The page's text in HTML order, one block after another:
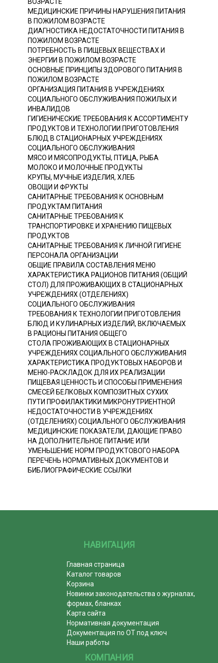
МЕДИЦИНСКИЕ ПРИЧИНЫ НАРУШЕНИЯ ПИТАНИЯ
В ПОЖИЛОМ ВОЗРАСТЕ
ДИАГНОСТИКА НЕДОСТАТОЧНОСТИ ПИТАНИЯ В
ПОЖИЛОМ ВОЗРАСТЕ
ПОТРЕБНОСТЬ В ПИЩЕВЫХ ВЕЩЕСТВАХ И
ЭНЕРГИИ В ПОЖИЛОМ ВОЗРАСТЕ
ОСНОВНЫЕ ПРИНЦИПЫ ЗДОРОВОГО ПИТАНИЯ В
ПОЖИЛОМ ВОЗРАСТЕ
ОРГАНИЗАЦИЯ ПИТАНИЯ В УЧРЕЖДЕНИЯХ
СОЦИАЛЬНОГО ОБСЛУЖИВАНИЯ ПОЖИЛЫХ И
ИНВАЛИДОВ
ГИГИЕНИЧЕСКИЕ ТРЕБОВАНИЯ К АССОРТИМЕНТУ
ПРОДУКТОВ И ТЕХНОЛОГИИ ПРИГОТОВЛЕНИЯ
БЛЮД В СТАЦИОНАРНЫХ УЧРЕЖДЕНИЯХ
СОЦИАЛЬНОГО ОБСЛУЖИВАНИЯ
МЯСО И МЯСОПРОДУКТЫ, ПТИЦА, РЫБА
МОЛОКО И МОЛОЧНЫЕ ПРОДУКТЫ
КРУПЫ, МУЧНЫЕ ИЗДЕЛИЯ, ХЛЕБ
ОВОЩИ И ФРУКТЫ
САНИТАРНЫЕ ТРЕБОВАНИЯ К ОСНОВНЫМ
ПРОДУКТАМ ПИТАНИЯ
САНИТАРНЫЕ ТРЕБОВАНИЯ К
ТРАНСПОРТИРОВКЕ И ХРАНЕНИЮ ПИЩЕВЫХ
ПРОДУКТОВ
САНИТАРНЫЕ ТРЕБОВАНИЯ К ЛИЧНОЙ ГИГИЕНЕ
ПЕРСОНАЛА ОРГАНИЗАЦИИ
ОБЩИЕ ПРАВИЛА СОСТАВЛЕНИЯ МЕНЮ
ХАРАКТЕРИСТИКА РАЦИОНОВ ПИТАНИЯ (ОБЩИЙ
СТОЛ) ДЛЯ ПРОЖИВАЮЩИХ В СТАЦИОНАРНЫХ
УЧРЕЖДЕНИЯХ (ОТДЕЛЕНИЯХ)
СОЦИАЛЬНОГО ОБСЛУЖИВАНИЯ
ТРЕБОВАНИЯ К ТЕХНОЛОГИИ ПРИГОТОВЛЕНИЯ
БЛЮД И КУЛИНАРНЫХ ИЗДЕЛИЙ, ВКЛЮЧАЕМЫХ
В РАЦИОНЫ ПИТАНИЯ ОБЩЕГО
СТОЛА ПРОЖИВАЮЩИХ В СТАЦИОНАРНЫХ
УЧРЕЖДЕНИЯХ СОЦИАЛЬНОГО ОБСЛУЖИВАНИЯ
ХАРАКТЕРИСТИКА ПРОДУКТОВЫХ НАБОРОВ И
МЕНЮ-РАСКЛАДОК ДЛЯ ИХ РЕАЛИЗАЦИИ
ПИЩЕВАЯ ЦЕННОСТЬ И СПОСОБЫ ПРИМЕНЕНИЯ
СМЕСЕЙ БЕЛКОВЫХ КОМПОЗИТНЫХ СУХИХ
ПУТИ ПРОФИЛАКТИКИ МИКРОНУТРИЕНТНОЙ
НЕДОСТАТОЧНОСТИ В УЧРЕЖДЕНИЯХ
(ОТДЕЛЕНИЯХ) СОЦИАЛЬНОГО ОБСЛУЖИВАНИЯ
МЕДИЦИНСКИЕ ПОКАЗАТЕЛИ, ДАЮЩИЕ ПРАВО
НА ДОПОЛНИТЕЛЬНОЕ ПИТАНИЕ ИЛИ
УМЕНЬШЕНИЕ НОРМ ПРОДУКТОВОГО НАБОРА
ПЕРЕЧЕНЬ НОРМАТИВНЫХ ДОКУМЕНТОВ И
БИБЛИОГРАФИЧЕСКИЕ ССЫЛКИ
НАВИГАЦИЯ
Главная страница
Каталог товаров
Корзина
Новинки законодательства о журналах,
формах, бланках
Карта сайта
Нормативная документация
Документация по ОТ под ключ
Наши работы
КОМПАНИЯ